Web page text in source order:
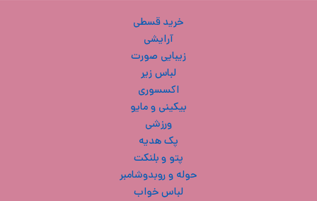
خرید قسطی
آرایشی
زیبایی صورت
لباس زیر
اکسسوری
بیکینی و مایو
ورزشی
پک هدیه
پتو و بلنکت
حوله و روبدوشامبر
لباس خواب